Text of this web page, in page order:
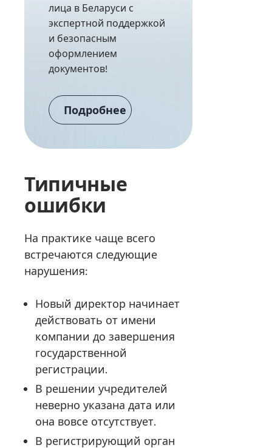
лица в Беларуси с
экспертной поддержкой
и безопасным
оформлением
документов!
Подробнее
Типичные
ошибки
На практике чаще всего
встречаются следующие
нарушения:
Новый директор начинает
действовать от имени
компании до завершения
государственной
регистрации.
В решении учредителей
неверно указана дата или
она вовсе отсутствует.
В регистрирующий орган